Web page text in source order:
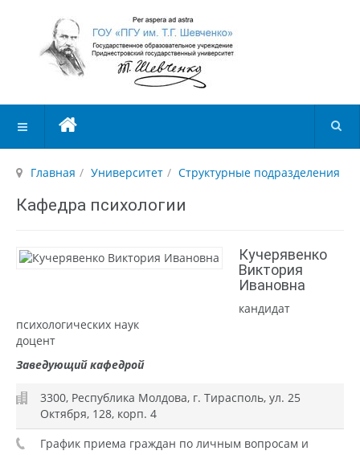
Главная Университет Структурные подразделения
Кафедра психологии
Кучерявенко
Виктория
Ивановна
кандидат
психологических наук
доцент
Заведующий кафедрой
3300, Республика Молдова, г. Тирасполь, ул. 25
Октября, 128, корп. 4
График приема граждан по личным вопросам и